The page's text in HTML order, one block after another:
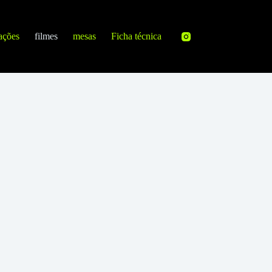
filmes mesas Ficha técnica